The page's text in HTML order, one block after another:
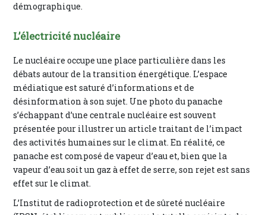
démographique.
L’électricité nucléaire
Le nucléaire occupe une place particulière dans les
débats autour de la transition énergétique. L’espace
médiatique est saturé d’informations et de
désinformation à son sujet. Une photo du panache
s’échappant d’une centrale nucléaire est souvent
présentée pour illustrer un article traitant de l’impact
des activités humaines sur le climat. En réalité, ce
panache est composé de vapeur d’eau et, bien que la
vapeur d’eau soit un gaz à effet de serre, son rejet est sans
effet sur le climat.
L’Institut de radioprotection et de sûreté nucléaire